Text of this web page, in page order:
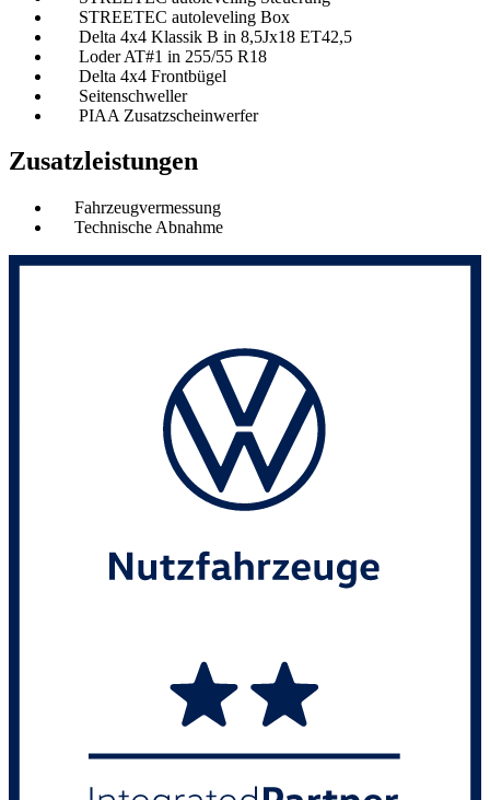
STREETEC autoleveling Box
Delta 4x4 Klassik B in 8,5Jx18 ET42,5
Loder AT#1 in 255/55 R18
Delta 4x4 Frontbügel
Seitenschweller
PIAA Zusatzscheinwerfer
Zusatzleistungen
Fahrzeugvermessung
Technische Abnahme